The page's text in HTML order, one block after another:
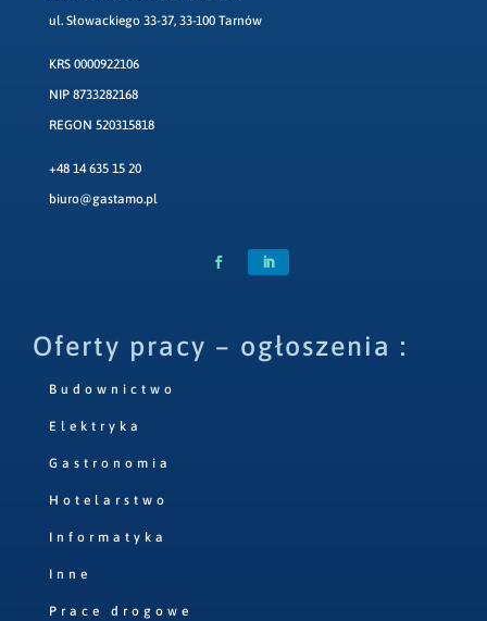
ul. Słowackiego 33-37, 33-100 Tarnów
KRS 0000922106
NIP 8733282168
REGON 520315818
+48 14 635 15 20
biuro@gastamo.pl
Oferty pracy – ogłoszenia :
Budownictwo
Elektryka
Gastronomia
Hotelarstwo
Informatyka
Inne
Prace drogowe